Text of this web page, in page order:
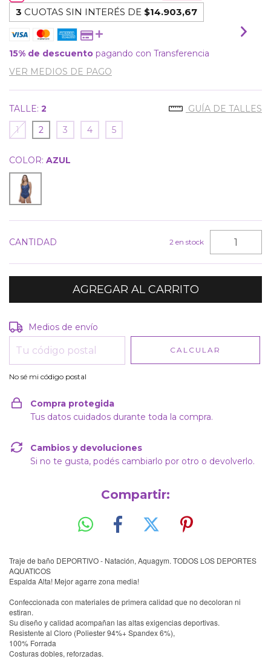
3 CUOTAS SIN INTERÉS DE $14.903,67
15% de descuento pagando con Transferencia
VER MEDIOS DE PAGO
TALLE: 2
GUÍA DE TALLES
1
2 3 4 5
COLOR: AZUL
CANTIDAD 2 en stock
Entregas para el CP:
Medios de envío
CALCULAR
No sé mi código postal
Compra protegida
Tus datos cuidados durante toda la compra.
Cambios y devoluciones
Si no te gusta, podés cambiarlo por otro o devolverlo.
Compartir:
Traje de baño DEPORTIVO - Natación, Aquagym. TODOS LOS DEPORTES
AQUATICOS
Espalda Alta! Mejor agarre zona media!
Confeccionada con materiales de primera calidad que no decoloran ni
estiran.
Su diseño y calidad acompañan las altas exigencias deportivas.
Resistente al Cloro (Poliester 94%+ Spandex 6%),
100% Forrada
Costuras dobles, reforzadas.